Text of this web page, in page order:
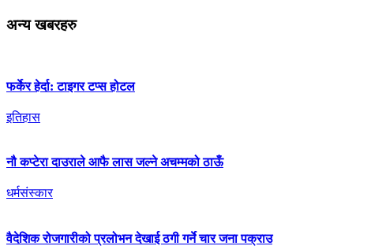
अन्य खबरहरु
फर्केर हेर्दा: टाइगर टप्स होटल
इतिहास
नौ कप्टेरा दाउराले आफै लास जल्ने अचम्मको ठाऊँ
धर्मसंस्कार
वैदेशिक रोजगारीको प्रलोभन देखाई ठगी गर्ने चार जना पक्राउ